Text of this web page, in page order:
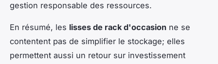
gestion responsable des ressources.
En résumé, les lisses de rack d'occasion ne se
contentent pas de simplifier le stockage; elles
permettent aussi un retour sur investissement